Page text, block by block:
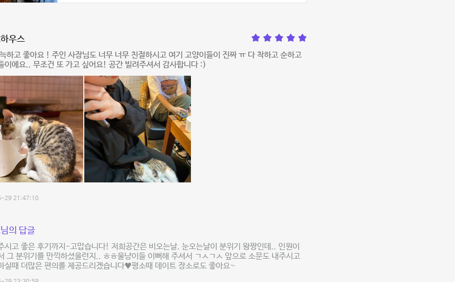
우스
하고 좋아요 ! 주인 사장님도 너무 너무 친절하시고 여기 고양이들이 진짜 ㅠ 다 착하고 순하고
이에요.. 무조건 또 가고 싶어요! 공간 빌려주셔서 감사합니다 :)
29 21:47:10
의 답글
시고 좋은 후기까지-고맙습니다! 저희공간은 비오는날. 눈오는날이 분위기 왕짱인데.. 인원이
그 분위기를 만끽하셨을런지.. ㅎㅎ울냥이들 이뻐해 주셔서 ㄱㅅㄱㅅ 앞으로 소문도 내주시고
실때 더많은 편의를 제공드리겠습니다♥평소때 데이트 장소로도 좋아요~